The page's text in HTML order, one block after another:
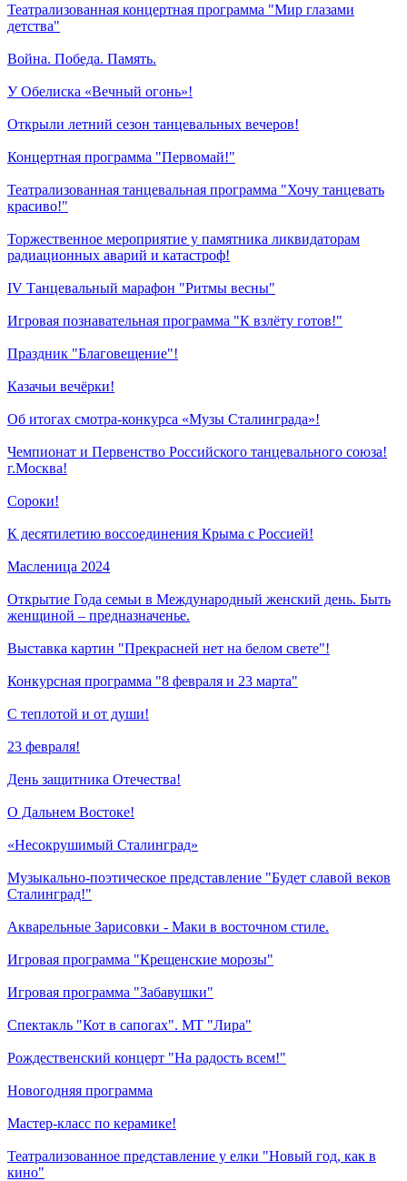
Театрализованная концертная программа "Мир глазами
детства"
Война. Победа. Память.
У Обелиска «Вечный огонь»!
Открыли летний сезон танцевальных вечеров!
Концертная программа "Первомай!"
Театрализованная танцевальная программа "Хочу танцевать
красиво!"
Торжественное мероприятие у памятника ликвидаторам
радиационных аварий и катастроф!
IV Танцевальный марафон "Ритмы весны"
Игровая познавательная программа "К взлёту готов!"
Праздник "Благовещение"!
Казачьи вечёрки!
Об итогах смотра-конкурса «Музы Сталинграда»!
Чемпионат и Первенство Российского танцевального союза!
г.Москва!
Сороки!
К десятилетию воссоединения Крыма с Россией!
Масленица 2024
Открытие Года семьи в Международный женский день. Быть
женщиной – предназначенье.
Выставка картин "Прекрасней нет на белом свете"!
Конкурсная программа "8 февраля и 23 марта"
С теплотой и от души!
23 февраля!
День защитника Отечества!
О Дальнем Востоке!
«Несокрушимый Сталинград»
Музыкально-поэтическое представление "Будет славой веков
Сталинград!"
Акварельные Зарисовки - Маки в восточном стиле.
Игровая программа "Крещенские морозы"
Игровая программа "Забавушки"
Спектакль "Кот в сапогах". МТ "Лира"
Рождественский концерт "На радость всем!"
Новогодняя программа
Мастер-класс по керамике!
Театрализованное представление у елки "Новый год, как в
кино"